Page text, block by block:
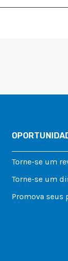
Torne-se um
Torne-se um
Promova seus